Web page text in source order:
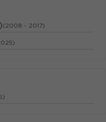
(2008 - 2017)